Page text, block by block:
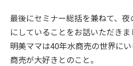
最後にセミナー総括を兼ねて、
にしていることをお話いただきま
明美ママは40年水商売の世界に
商売が大好きとのこと。